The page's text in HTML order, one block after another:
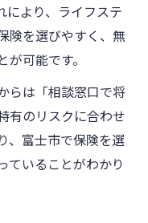
により、ライフステ
険を選びやすく、無
可能です。
らは「相談窓口で将
有のリスクに合わせ
、富士市で保険を選
ていることがわかり